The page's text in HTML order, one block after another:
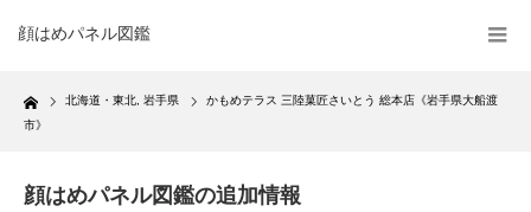
顔はめパネル図鑑
Home 北海道・東北 岩手県
かもめテラス 三陸菓匠さいとう 総本店《岩手県大船渡
市》
顔はめパネル図鑑の追加情報